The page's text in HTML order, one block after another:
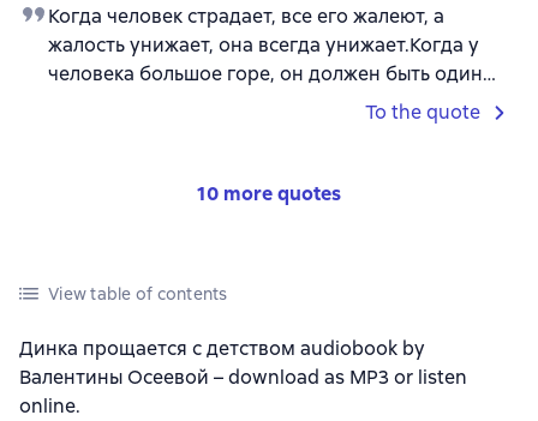
Когда человек страдает, все его жалеют, а
жалость унижает, она всегда унижает.Когда у
человека большое горе, он должен быть один…
To the quote
10 more quotes
View table of contents
Динка прощается с детством audiobook by
Валентины Осеевой – download as MP3 or listen
online.